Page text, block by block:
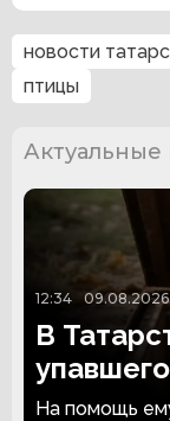
новости
птицы
Актуальные
12:34 09.08.2026
В
дома
На помощь